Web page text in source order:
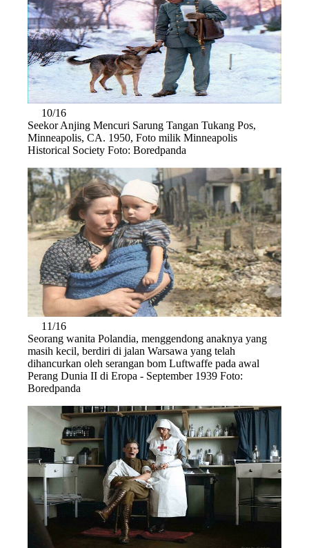
10/16
Seekor Anjing Mencuri Sarung Tangan Tukang Pos,
Minneapolis, CA. 1950, Foto milik Minneapolis
Historical Society Foto: Boredpanda
11/16
Seorang wanita Polandia, menggendong anaknya yang
masih kecil, berdiri di jalan Warsawa yang telah
dihancurkan oleh serangan bom Luftwaffe pada awal
Perang Dunia II di Eropa - September 1939 Foto:
Boredpanda